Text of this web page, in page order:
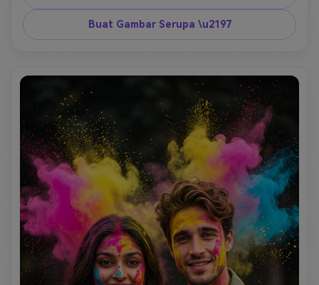
HDR, realisme ultra-detail, 4K tajam, wajah yang sama
terjaga.
Buat Gambar Serupa \u2197